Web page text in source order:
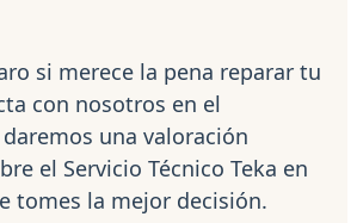
si merece la pena reparar tu
con nosotros en el
daremos una valoración
el Servicio Técnico Teka en
tomes la mejor decisión.